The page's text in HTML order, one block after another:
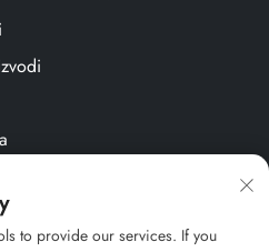
to provide our services. If you